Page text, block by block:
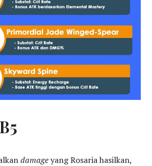
damageyang Rosaria hasilkan,